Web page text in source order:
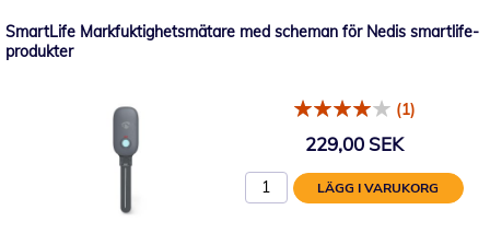
SmartLife Markfuktighetsmätare med scheman för Nedis smartlife-
produkter
(1)
229,00 SEK
LÄGG I VARUKORG